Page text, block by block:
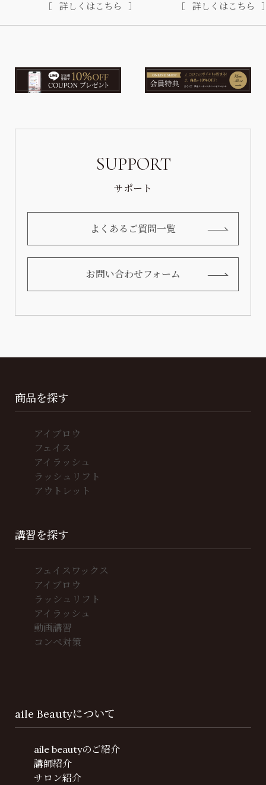
詳しくはこちら
詳しくはこちら
SUPPORT
サポート
よくあるご質問一覧
お問い合わせフォーム
商品を探す
アイブロウ
フェイス
アイラッシュ
ラッシュリフト
アウトレット
講習を探す
フェイスワックス
アイブロウ
ラッシュリフト
アイラッシュ
動画講習
コンペ対策
aile Beautyについて
aile beautyのご紹介
講師紹介
サロン紹介